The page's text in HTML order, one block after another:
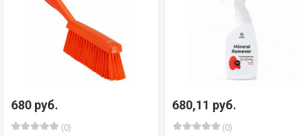
680 руб.
(0)
680,11 руб.
(0)